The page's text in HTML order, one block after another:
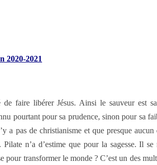
2020-2021
faire libérer Jésus. Ainsi le sauveur est
pourtant pour sa prudence, sinon pour sa
a pas de christianisme et que presque aucun
n’a d’estime que pour la sagesse. Il
pour transformer le monde ? C’est un des